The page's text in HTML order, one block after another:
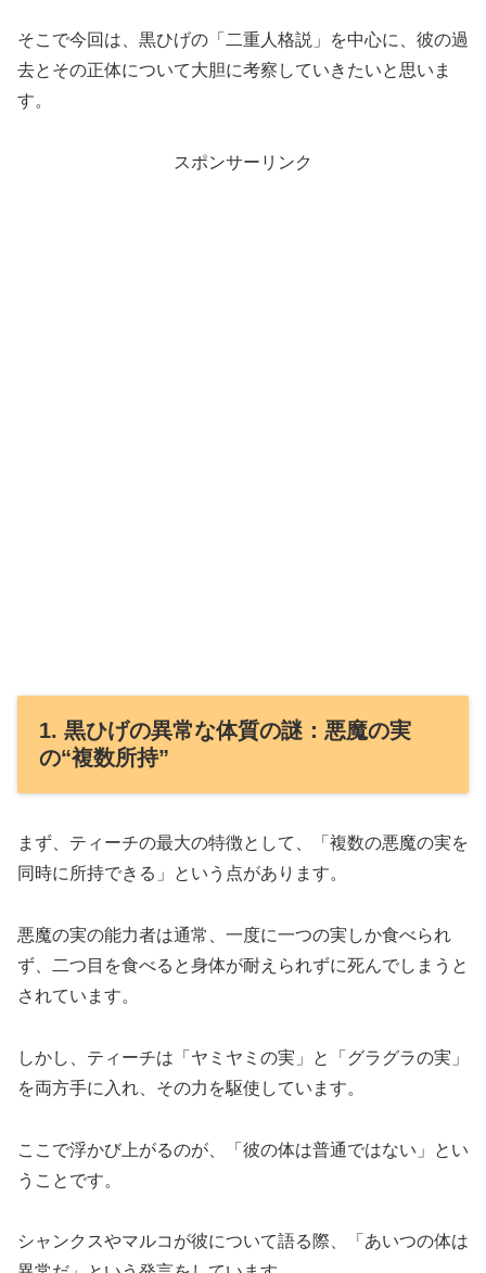
そこで今回は、黒ひげの「二重人格説」を中心に、彼の過
去とその正体について大胆に考察していきたいと思いま
す。
スポンサーリンク
1. 黒ひげの異常な体質の謎：悪魔の実
の“複数所持”
まず、ティーチの最大の特徴として、「複数の悪魔の実を
同時に所持できる」という点があります。
悪魔の実の能力者は通常、一度に一つの実しか食べられ
ず、二つ目を食べると身体が耐えられずに死んでしまうと
されています。
しかし、ティーチは「ヤミヤミの実」と「グラグラの実」
を両方手に入れ、その力を駆使しています。
ここで浮かび上がるのが、「彼の体は普通ではない」とい
うことです。
シャンクスやマルコが彼について語る際、「あいつの体は